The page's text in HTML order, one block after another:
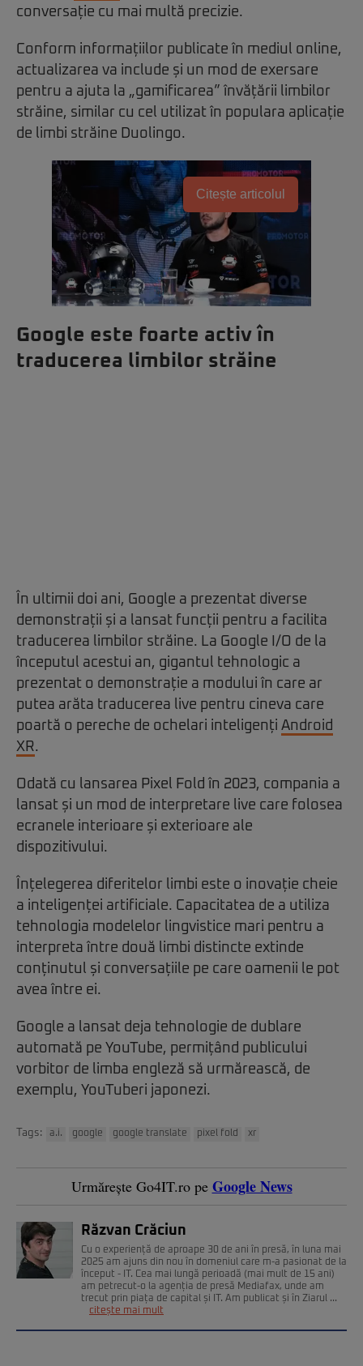
conversație cu mai multă precizie.
Conform informațiilor publicate în mediul online,
actualizarea va include și un mod de exersare
pentru a ajuta la „gamificarea” învățării limbilor
străine, similar cu cel utilizat în populara aplicație
de limbi străine Duolingo.
Citește articolul
Google este foarte activ în
traducerea limbilor străine
În ultimii doi ani, Google a prezentat diverse
demonstrații și a lansat funcții pentru a facilita
traducerea limbilor străine. La Google I/O de la
începutul acestui an, gigantul tehnologic a
prezentat o demonstrație a modului în care ar
putea arăta traducerea live pentru cineva care
poartă o pereche de ochelari inteligenți Android
XR.
Odată cu lansarea Pixel Fold în 2023, compania a
lansat și un mod de interpretare live care folosea
ecranele interioare și exterioare ale
dispozitivului.
Înțelegerea diferitelor limbi este o inovație cheie
a inteligenței artificiale. Capacitatea de a utiliza
tehnologia modelelor lingvistice mari pentru a
interpreta între două limbi distincte extinde
conținutul și conversațiile pe care oamenii le pot
avea între ei.
Google a lansat deja tehnologie de dublare
automată pe YouTube, permițând publicului
vorbitor de limba engleză să urmărească, de
exemplu, YouTuberi japonezi.
Tags: a.i. google google translate pixel fold xr
Urmărește Go4IT.ro pe Google News
Răzvan Crăciun
Cu o experiență de aproape 30 de ani în presă, în luna mai
2025 am ajuns din nou în domeniul care m-a pasionat de la
început - IT. Cea mai lungă perioadă (mai mult de 15 ani)
am petrecut-o la agenția de presă Mediafax, unde am
trecut prin piața de capital și IT. Am publicat și în Ziarul ...
citește mai mult